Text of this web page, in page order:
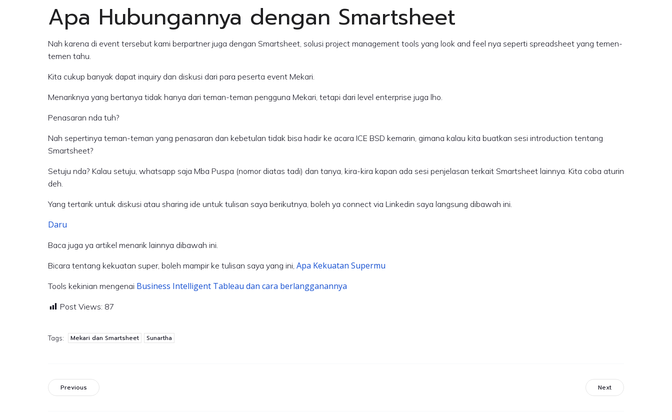
Apa Hubungannya dengan Smartsheet
Nah karena di event tersebut kami berpartner juga dengan Smartsheet, solusi project management tools yang look and feel nya seperti spreadsheet yang temen-
temen tahu.
Kita cukup banyak dapat inquiry dan diskusi dari para peserta event Mekari.
Menariknya yang bertanya tidak hanya dari teman-teman pengguna Mekari, tetapi dari level enterprise juga lho.
Penasaran nda tuh?
Nah sepertinya teman-teman yang penasaran dan kebetulan tidak bisa hadir ke acara ICE BSD kemarin, gimana kalau kita buatkan sesi introduction tentang
Smartsheet?
Setuju nda? Kalau setuju, whatsapp saja Mba Puspa (nomor diatas tadi) dan tanya, kira-kira kapan ada sesi penjelasan terkait Smartsheet lainnya. Kita coba aturin
deh.
Yang tertarik untuk diskusi atau sharing ide untuk tulisan saya berikutnya, boleh ya connect via Linkedin saya langsung dibawah ini.
Daru
Baca juga ya artikel menarik lainnya dibawah ini.
Bicara tentang kekuatan super, boleh mampir ke tulisan saya yang ini, Apa Kekuatan Supermu
Tools kekinian mengenai Business Intelligent Tableau dan cara berlangganannya
Post Views: 87
Tags: Mekari dan Smartsheet Sunartha
Previous Next